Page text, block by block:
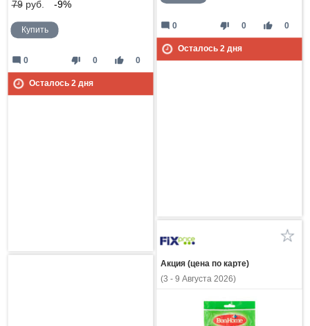
thumb_down 0 thumb_up 0
mode_comment 0
Осталось 2дня
79руб. -9%
Купить
thumb_down 0 thumb_up 0
mode_comment 0
Осталось 2дня
Акция (цена по карте)
(3 - 9 Августа 2026)